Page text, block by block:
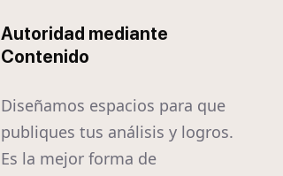
Autoridad mediante
Contenido
Diseñamos espacios para que
publiques tus análisis y logros.
Es la mejor forma de